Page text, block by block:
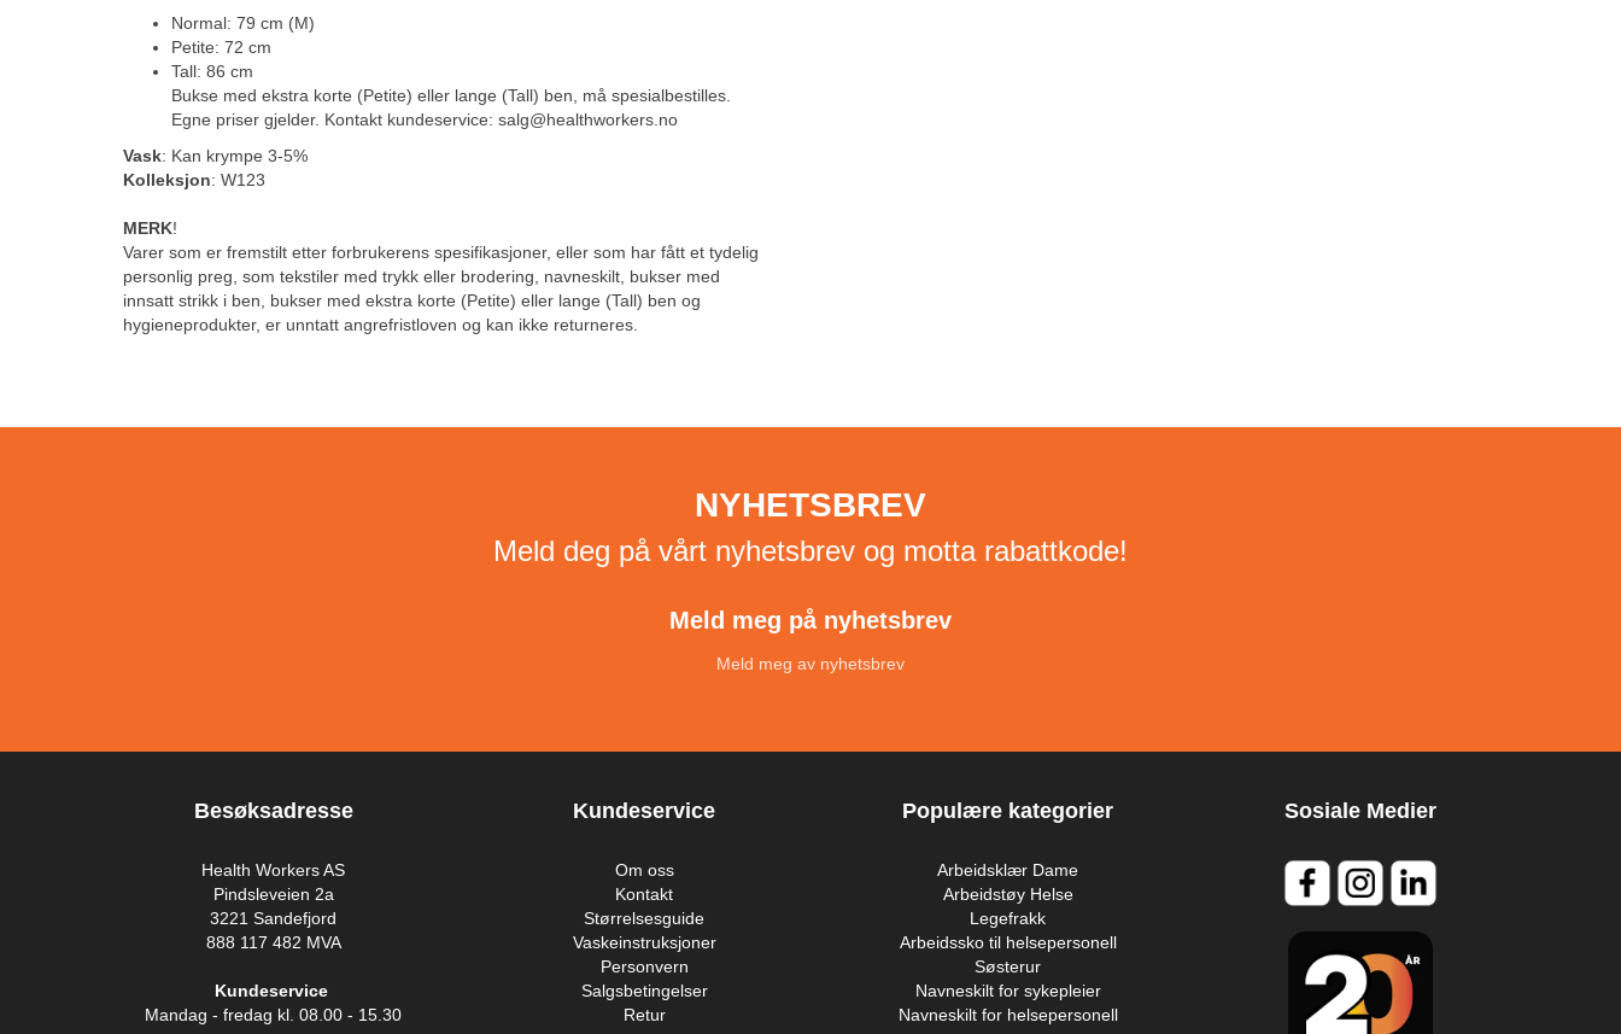
Normal: 79 cm (M)
Petite: 72 cm
Tall: 86 cm
Bukse med ekstra korte (Petite) eller lange (Tall) ben, må spesialbestilles.
Egne priser gjelder. Kontakt kundeservice: salg@healthworkers.no
Vask: Kan krympe 3-5%
Kolleksjon: W123
MERK!
Varer som er fremstilt etter forbrukerens spesifikasjoner, eller som har fått et tydelig
personlig preg, som tekstiler med trykk eller brodering, navneskilt, bukser med
innsatt strikk i ben, bukser med ekstra korte (Petite) eller lange (Tall) ben og
hygieneprodukter, er unntatt angrefristloven og kan ikke returneres.
NYHETSBREV
Meld deg på vårt nyhetsbrev og motta rabattkode!
Meld meg på nyhetsbrev
Meld meg av nyhetsbrev
Besøksadresse
Health Workers AS
Pindsleveien 2a
3221 Sandefjord
888 117 482 MVA
Kundeservice
Mandag - fredag kl. 08.00 - 15.30
Kundeservice
Om oss
Kontakt
Størrelsesguide
Vaskeinstruksjoner
Personvern
Salgsbetingelser
Retur
Populære kategorier
Arbeidsklær Dame
Arbeidstøy Helse
Legefrakk
Arbeidssko til helsepersonell
Søsterur
Navneskilt for sykepleier
Navneskilt for helsepersonell
Sosiale Medier